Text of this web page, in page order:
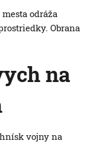
odráža
Obrana
na
vojny na